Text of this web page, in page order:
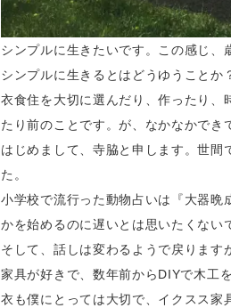
シンプルに生きたいです。この感じ、
シンプルに生きるとはどうゆうことか
衣食住を大切に選んだり、作ったり、
たり前のことです。が、なかなかでき
はじめまして、寺脇と申します。世
た。
小学校で流行った動物占いは『大器
かを始めるのに遅いとは思いたくない
そして、話しは変わるようで戻ります
家具が好きで、数年前からDIYで木工
衣も僕にとっては大切で、イクスス